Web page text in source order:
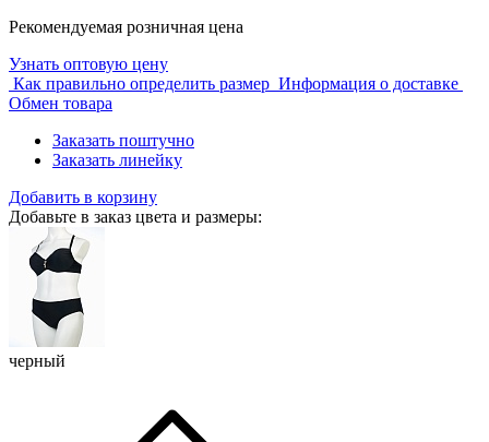
Рекомендуемая розничная цена
Узнать оптовую цену
Как правильно определить размер Информация о доставке
Обмен товара
Заказать поштучно
Заказать линейку
Добавить в корзину
Добавьте в заказ цвета и размеры:
черный